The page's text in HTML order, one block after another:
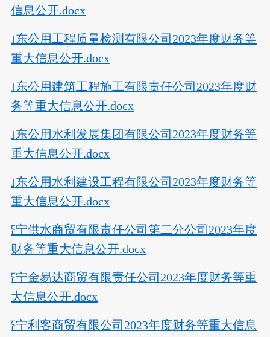
信息公开.docx
山东公用工程质量检测有限公司2023年度财务等
重大信息公开.docx
山东公用建筑工程施工有限责任公司2023年度财
务等重大信息公开.docx
山东公用水利发展集团有限公司2023年度财务等
重大信息公开.docx
山东公用水利建设工程有限公司2023年度财务等
重大信息公开.docx
济宁供水商贸有限责任公司第二分公司2023年度
财务等重大信息公开.docx
济宁金易达商贸有限责任公司2023年度财务等重
大信息公开.docx
济宁利客商贸有限公司2023年度财务等重大信息